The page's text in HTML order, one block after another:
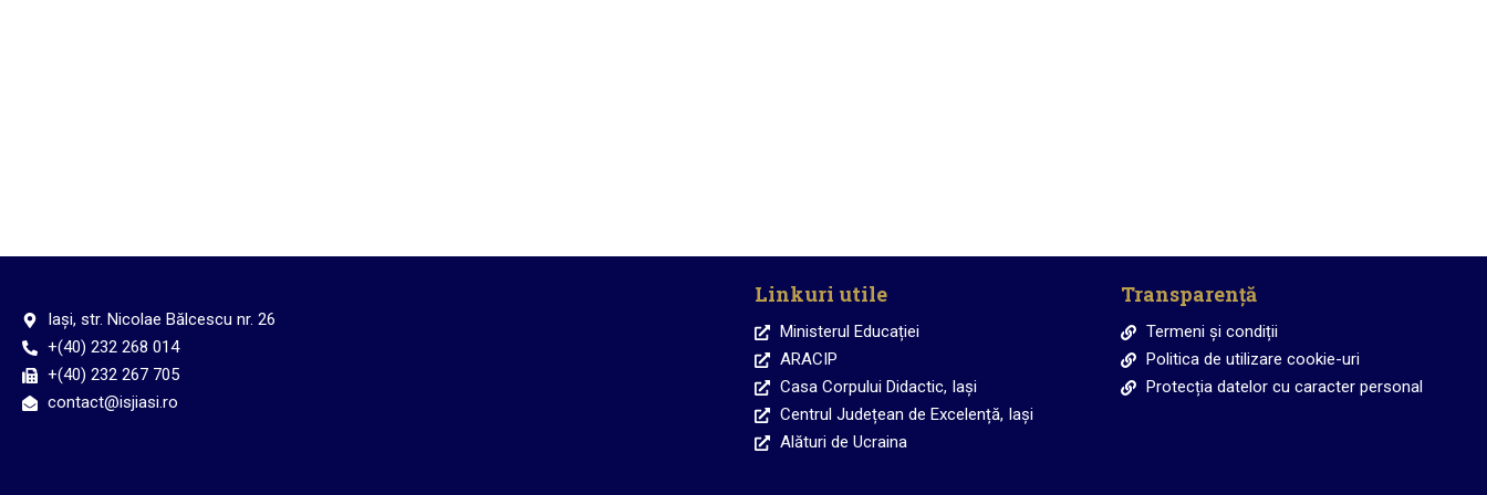
Iași, str. Nicolae Bălcescu nr. 26
+(40) 232 268 014
+(40) 232 267 705
contact@isjiasi.ro
Linkuri utile
Ministerul Educației
ARACIP
Casa Corpului Didactic, Iași
Centrul Județean de Excelență, Iași
Alături de Ucraina
Transparență
Termeni și condiții
Politica de utilizare cookie-uri
Protecția datelor cu caracter personal